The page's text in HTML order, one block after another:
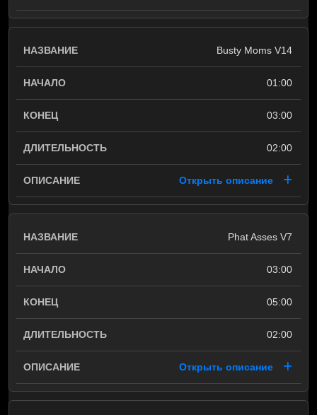
Busty Moms V14
01:00
03:00
02:00
Открыть описание
Phat Asses V7
03:00
05:00
02:00
Открыть описание